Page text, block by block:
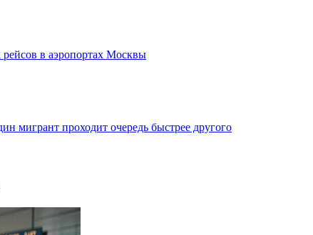
в аэропортах Москвы
мигрант проходит очередь быстрее другого